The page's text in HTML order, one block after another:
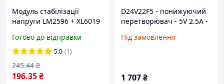
Модуль стабілізації
напруги LM2596 + XL6019
Готово до відправки
5.0 (1)
196.35₴
245.44 ₴
D24V22F5 - понижуючий
перетворювач - 5V 2.5A -
Під замовлення
1 707₴